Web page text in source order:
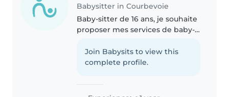
Babysitter in Courbevoie
Baby-sitter de 16 ans, je souhaite
proposer mes services de baby-
sérieuse, responsable et à l'aise
avec les enfants. Grâce à mon
Join Babysits to view this
complete profile.